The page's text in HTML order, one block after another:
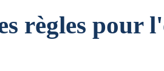
règles pour